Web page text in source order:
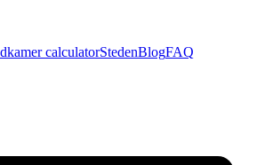
calculatorStedenBlogFAQ